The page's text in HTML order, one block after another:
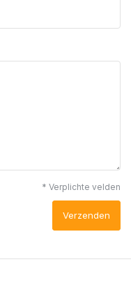
* Verplichte velden
Verzenden